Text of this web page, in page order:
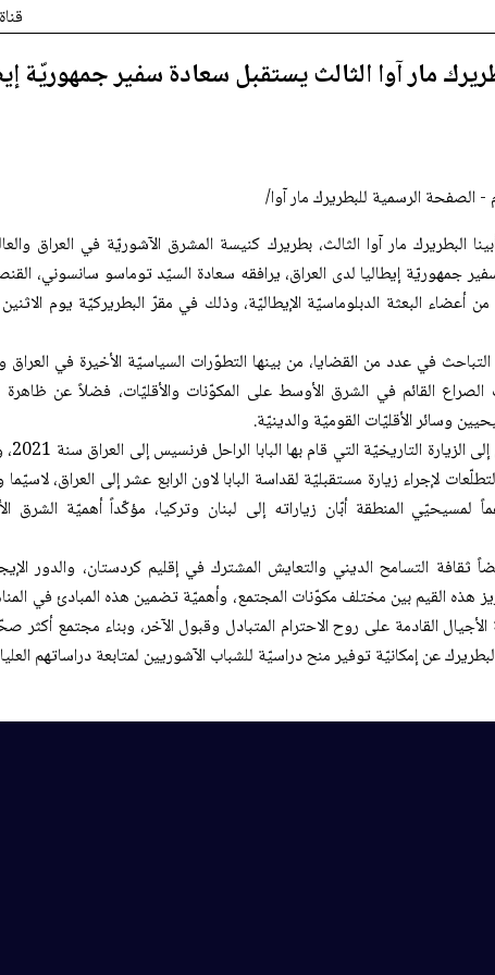
مار آوا الثالث يستقبل سعادة سفير جمهوريّة
الصفحة الرسمية للبطريرك مار آوا/
البطريرك مار آوا الثالث، بطريرك كنيسة المشرق الآشوريّة في العراق
جمهوريّة إيطاليا لدى العراق، يرافقه سعادة السيّد توماسو سانسوني،
في عدد من القضايا، من بينها التطوّرات السياسيّة الأخيرة في العراق
الصراع القائم في الشرق الأوسط على المكوّنات والأقليّات، فضلاً عن ظاهرة
وسائر الأقليّات القوميّة والدينيّة.
كما
لإجراء زيارة مستقبليّة لقداسة البابا لاون الرابع عشر إلى العراق،
لمسيحيّي المنطقة أبّان زياراته إلى لبنان وتركيا، مؤكّداً أهميّة الشرق
ثقافة التسامح الديني والتعايش المشترك في إقليم كردستان، والدور
هذه القيم بين مختلف مكوّنات المجتمع، وأهميّة تضمين هذه المبادئ في
القادمة على روح الاحترام المتبادل وقبول الآخر، وبناء مجتمع أكثر
عن إمكانيّة توفير منح دراسيّة للشباب الآشوريين لمتابعة دراساتهم